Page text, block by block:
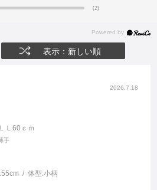
(2)
表示：新しい順
2026.7.18
Ｌ60ｃｍ
手
体型:小柄